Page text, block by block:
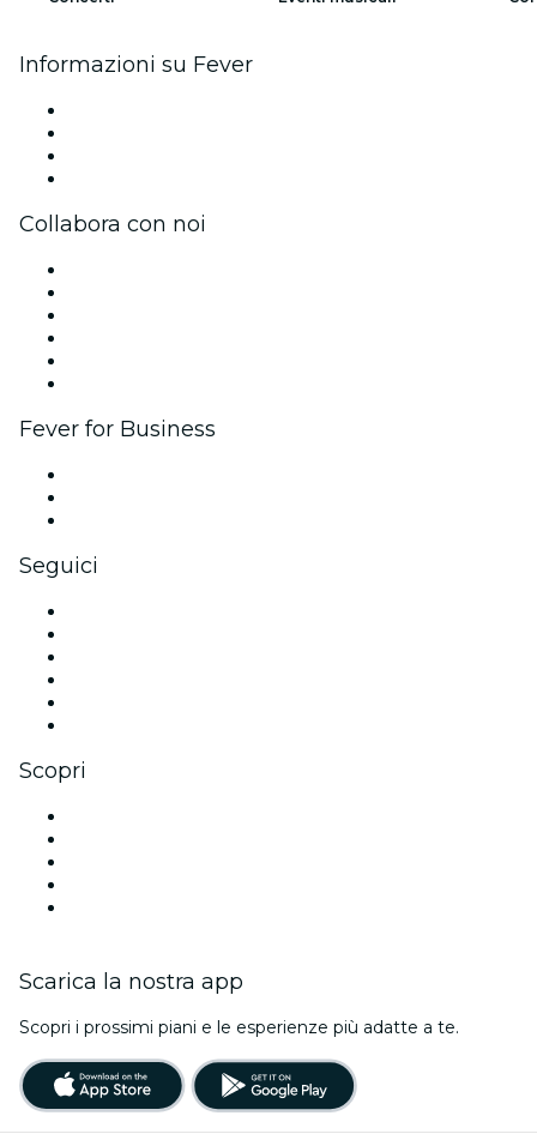
Informazioni su Fever
Collabora con noi
Fever for Business
Seguici
Scopri
Scarica la nostra app
Scopri i prossimi piani e le esperienze più adatte a te.